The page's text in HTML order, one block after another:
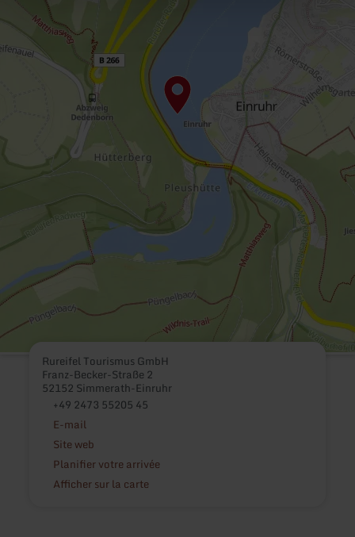
Rureifel Tourismus GmbH
Franz-Becker-Straße 2
52152 Simmerath-Einruhr
+49 2473 55205 45
E-mail
Site web
Planifier votre arrivée
Afficher sur la carte